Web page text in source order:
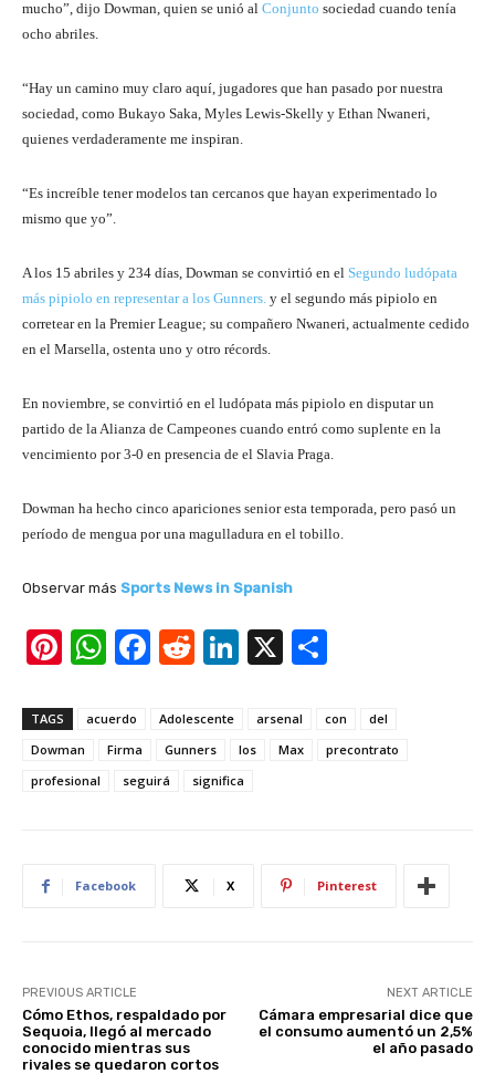
mucho”, dijo Dowman, quien se unió al Conjunto sociedad cuando tenía
ocho abriles.
“Hay un camino muy claro aquí, jugadores que han pasado por nuestra
sociedad, como Bukayo Saka, Myles Lewis-Skelly y Ethan Nwaneri,
quienes verdaderamente me inspiran.
“Es increíble tener modelos tan cercanos que hayan experimentado lo
mismo que yo”.
A los 15 abriles y 234 días, Dowman se convirtió en el Segundo ludópata
más pipiolo en representar a los Gunners. y el segundo más pipiolo en
corretear en la Premier League; su compañero Nwaneri, actualmente cedido
en el Marsella, ostenta uno y otro récords.
En noviembre, se convirtió en el ludópata más pipiolo en disputar un
partido de la Alianza de Campeones cuando entró como suplente en la
vencimiento por 3-0 en presencia de el Slavia Praga.
Dowman ha hecho cinco apariciones senior esta temporada, pero pasó un
período de mengua por una magulladura en el tobillo.
Observar más Sports News in Spanish
Pi
er
e
st
W
at
s
A
F
c
e
b
R
d
di
t
Li
e
dI
X
ar
e
TAGS acuerdo Adolescente arsenal con
del
Dowman
Firma Gunners los Max
precontrato
profesional
seguirá significa
Facebook X Pinterest
PREVIOUS ARTICLE
Cómo Ethos, respaldado por
Sequoia, llegó al mercado
conocido mientras sus
rivales se quedaron cortos
NEXT ARTICLE
Cámara empresarial dice que
el consumo aumentó un 2,5%
el año pasado